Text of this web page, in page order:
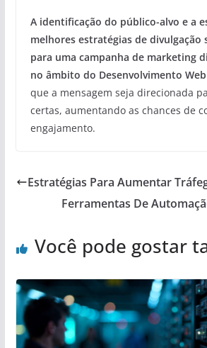
A identificação do público-alvo e a
melhores estratégias de divulgação
para uma campanha de marketing
no âmbito do Desenvolvimento Web
que a mensagem seja direcionada
certas, aumentando as chances de
engajamento.
Estratégias Para Aumentar
Ferramentas De
Você pode gostar